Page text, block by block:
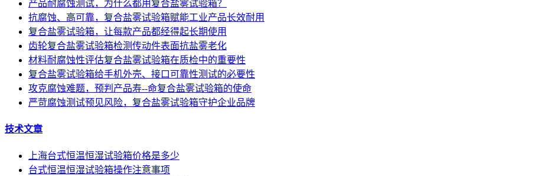
产品耐腐蚀测试，为什么都用复合盐雾试验箱？
抗腐蚀、高可靠，复合盐雾试验箱赋能工业产品长效耐用
复合盐雾试验箱，让每款产品都经得起长期使用
齿轮复合盐雾试验箱检测传动件表面抗盐雾老化
材料耐腐蚀性评估复合盐雾试验箱在质检中的重要性
复合盐雾试验箱给手机外壳、接口可靠性测试的必要性
攻克腐蚀难题，预判产品寿--命复合盐雾试验箱的使命
严苛腐蚀测试预见风险，复合盐雾试验箱守护企业品牌
技术文章
上海台式恒温恒湿试验箱价格是多少
台式恒温恒湿试验箱操作注意事项